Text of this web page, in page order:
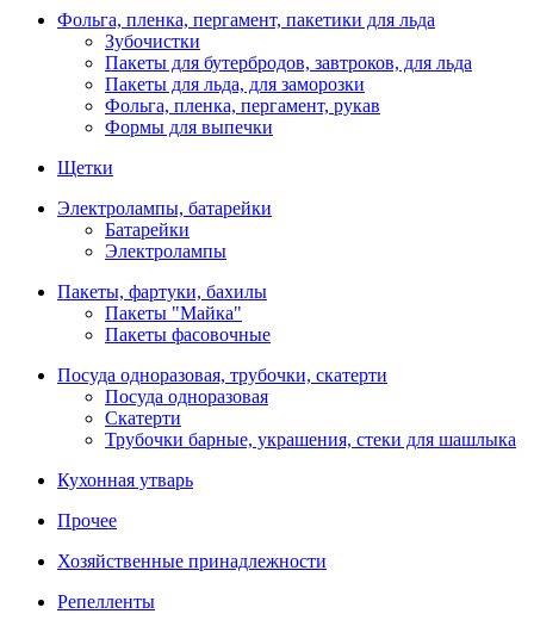
Фольга, пленка, пергамент, пакетики для льда
Зубочистки
Пакеты для бутербродов, завтроков, для льда
Пакеты для льда, для заморозки
Фольга, пленка, пергамент, рукав
Формы для выпечки
Щетки
Электролампы, батарейки
Батарейки
Электролампы
Пакеты, фартуки, бахилы
Пакеты "Майка"
Пакеты фасовочные
Посуда одноразовая, трубочки, скатерти
Посуда одноразовая
Скатерти
Трубочки барные, украшения, стеки для шашлыка
Кухонная утварь
Прочее
Хозяйственные принадлежности
Репелленты